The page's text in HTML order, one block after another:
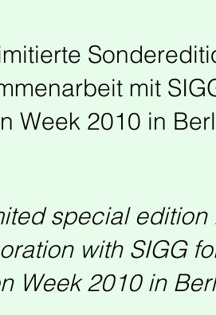
mit
Week 2010 in
special edition
with SIGG
Week 2010 in